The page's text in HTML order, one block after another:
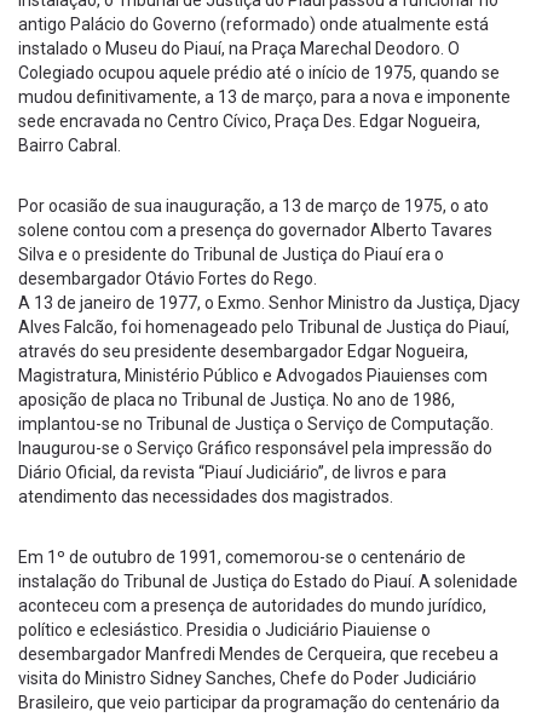
antigo Palácio do Governo (reformado) onde atualmente está
instalado o Museu do Piauí, na Praça Marechal Deodoro. O
Colegiado ocupou aquele prédio até o início de 1975, quando se
mudou definitivamente, a 13 de março, para a nova e imponente
sede encravada no Centro Cívico, Praça Des. Edgar Nogueira,
Bairro Cabral.
Por ocasião de sua inauguração, a 13 de março de 1975, o ato
solene contou com a presença do governador Alberto Tavares
Silva e o presidente do Tribunal de Justiça do Piauí era o
desembargador Otávio Fortes do Rego.
A 13 de janeiro de 1977, o Exmo. Senhor Ministro da Justiça, Djacy
Alves Falcão, foi homenageado pelo Tribunal de Justiça do Piauí,
através do seu presidente desembargador Edgar Nogueira,
Magistratura, Ministério Público e Advogados Piauienses com
aposição de placa no Tribunal de Justiça. No ano de 1986,
implantou-se no Tribunal de Justiça o Serviço de Computação.
Inaugurou-se o Serviço Gráfico responsável pela impressão do
Diário Oficial, da revista “Piauí Judiciário”, de livros e para
atendimento das necessidades dos magistrados.
Em 1º de outubro de 1991, comemorou-se o centenário de
instalação do Tribunal de Justiça do Estado do Piauí. A solenidade
aconteceu com a presença de autoridades do mundo jurídico,
político e eclesiástico. Presidia o Judiciário Piauiense o
desembargador Manfredi Mendes de Cerqueira, que recebeu a
visita do Ministro Sidney Sanches, Chefe do Poder Judiciário
Brasileiro, que veio participar da programação do centenário da